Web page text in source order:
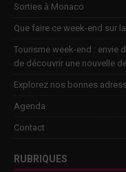
Sorties à Monaco
Que faire ce week-end sur
Tourisme week-end : envie
de découvrir une nouvelle
Explorez nos bonnes
Agenda
Contact
RUBRIQUES